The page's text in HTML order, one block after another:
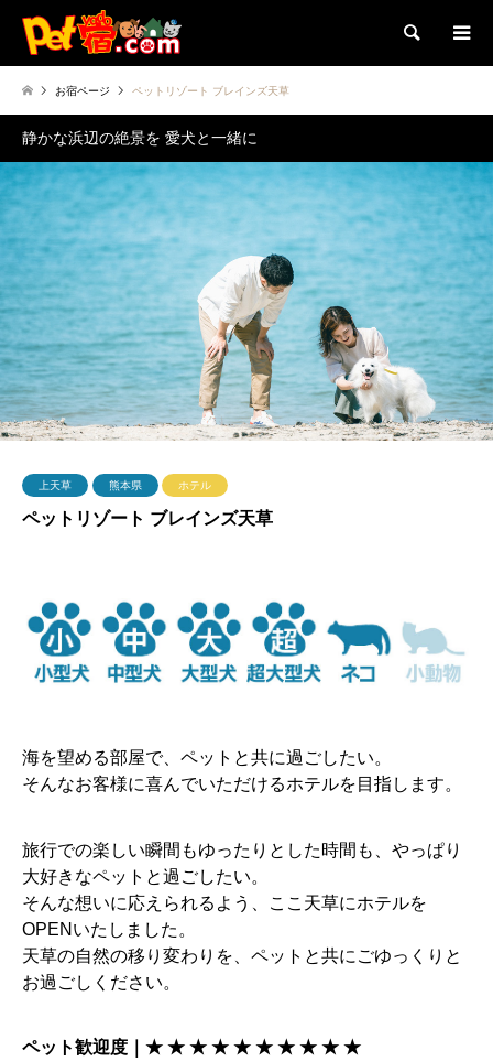
検索
お宿ページ ペットリゾート ブレインズ天草
静かな浜辺の絶景を 愛犬と一緒に
上天草 熊本県 ホテル
ペットリゾート ブレインズ天草
海を望める部屋で、ペットと共に過ごしたい。
そんなお客様に喜んでいただけるホテルを目指します。
旅行での楽しい瞬間もゆったりとした時間も、やっぱり
大好きなペットと過ごしたい。
そんな想いに応えられるよう、ここ天草にホテルを
OPENいたしました。
天草の自然の移り変わりを、ペットと共にごゆっくりと
お過ごしください。
ペット歓迎度｜★ ★ ★ ★ ★ ★ ★ ★ ★ ★